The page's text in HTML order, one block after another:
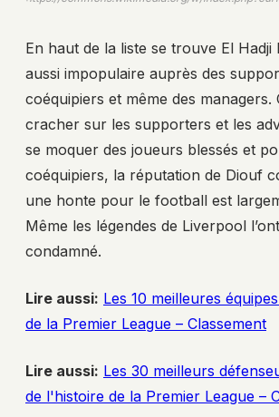
En haut de la liste se trouve El Hadji
aussi impopulaire auprès des
coéquipiers et même des
cracher sur les supporters et les
se moquer des joueurs blessés et
coéquipiers, la réputation de Diouf
une honte pour le football est
Même les légendes de Liverpool
condamné.
Lire aussi: Les 10 meilleures
de la Premier League – Classement
Lire aussi: Les 30 meilleurs
de l'histoire de la Premier League –